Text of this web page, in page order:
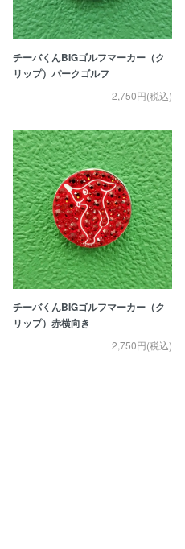
チーバくんBIGゴルフマーカー（ク
リップ）パークゴルフ
2,750円(税込)
チーバくんBIGゴルフマーカー（ク
リップ）赤横向き
2,750円(税込)